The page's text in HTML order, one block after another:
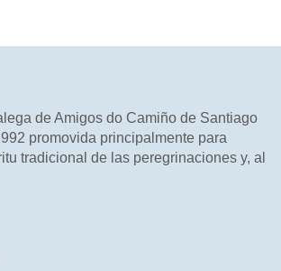
de Amigos do Camiño de Santiago
promovida principalmente para
tradicional de las peregrinaciones y, al